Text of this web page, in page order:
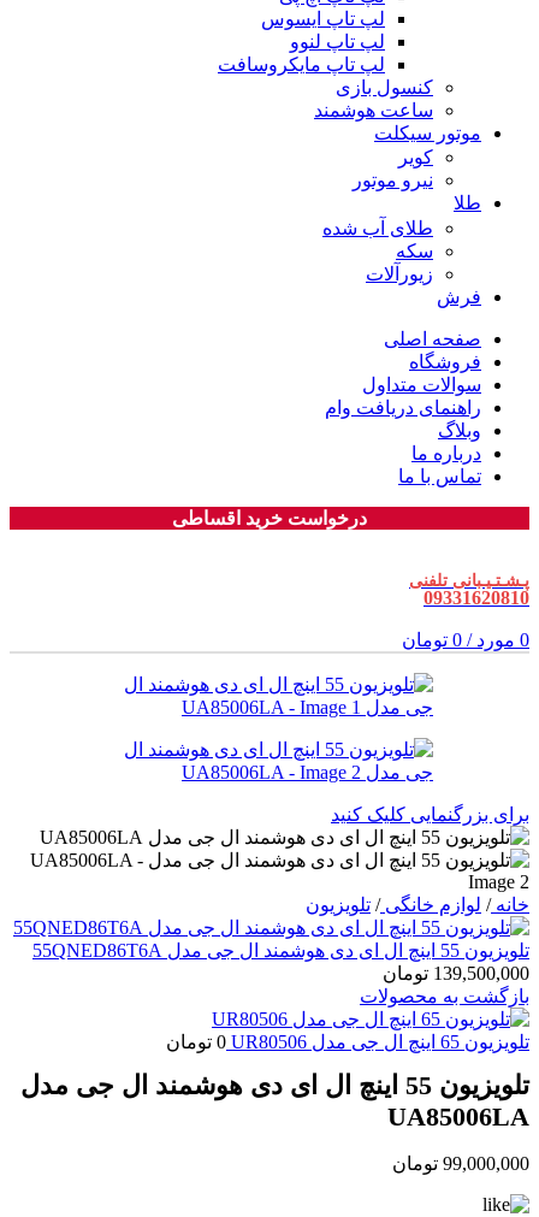
لپ تاپ ایسوس
لپ تاپ لنوو
لپ تاپ مایکروسافت
کنسول بازی
ساعت هوشمند
موتور سیکلت
کویر
نیرو موتور
طلا
طلای آب شده
سکه
زیورآلات
فرش
صفحه اصلی
فروشگاه
سوالات متداول
راهنمای دریافت وام
وبلاگ
درباره ما
تماس با ما
درخواست خرید اقساطی
پـشـتـیـبانی تلفنی
09331620810
0 مورد /
0 تومان
برای بزرگنمایی کلیک کنید
خانه/ لوازم خانگی/ تلویزیون
تلویزیون 55 اینچ ال ای دی هوشمند ال جی مدل 55QNED86T6A
139,500,000 تومان
بازگشت به محصولات
تلویزیون 65 اینچ ال جی مدل UR80506 0 تومان
تلویزیون 55 اینچ ال ای دی هوشمند ال جی مدل
UA85006LA
99,000,000 تومان